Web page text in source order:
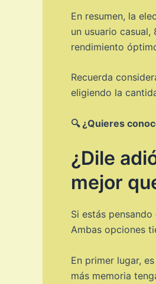
En resumen, la
un usuario casual,
rendimiento
Recuerda
eligiendo la
🔍 ¿Quieres
¿Dile
mejor
Si estás
Ambas opciones
En primer lugar,
más memoria